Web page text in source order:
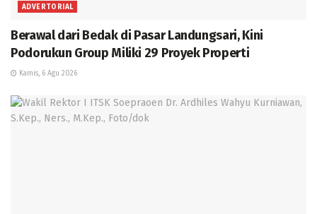
ADVERTORIAL
Berawal dari Bedak di Pasar Landungsari, Kini
Podorukun Group Miliki 29 Proyek Properti
Kamis, 6 Agu 2026